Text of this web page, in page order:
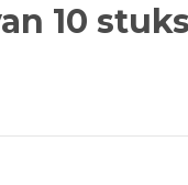
10 stuks